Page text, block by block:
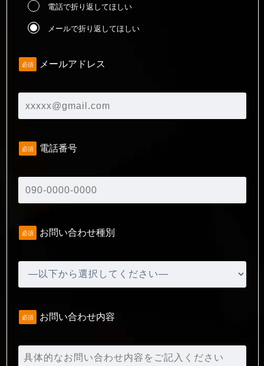
電話で折り返してほしい
メールで折り返してほしい
必須 メールアドレス
必須 電話番号
必須 お問い合わせ種別
必須 お問い合わせ内容